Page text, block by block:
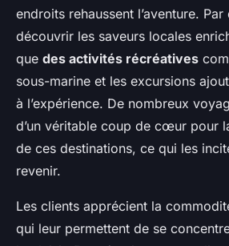
endroits rehaussent l’aventure. Par
découvrir les saveurs locales
que des activités récréatives
sous-marine et les excursions
à l’expérience. De nombreux
d’un véritable coup de cœur pour
de ces destinations, ce qui les
revenir.
Les clients apprécient la
qui leur permettent de se